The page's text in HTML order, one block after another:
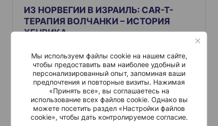
Мы используем файлы cookie на нашем сайте,
чтобы предоставить вам наиболее удобный и
персонализированный опыт, запоминая ваши
предпочтения и повторные визиты. Нажимая
«Принять все», вы соглашаетесь на
использование всех файлов cookie. Однако вы
можете посетить раздел «Настройки файлов
cookie», чтобы дать контролируемое согласие.
я
ИЗ НОРВЕГИИ В ИЗРАИЛЬ: CAR-T-
ТЕРАПИЯ ВОЛЧАНКИ – ИСТОРИЯ
ХЕНРИКА
медикаментозную терапию в рамках лечения волчанки,
прежде чем решил заняться поисками альтернативы. В 20
лет он отправился из Норвегии в клинику Шиба в Израиле,
чтобы пройти терапию CAR-T-клетками. Потенциальная
способность этого метода “перезапускать” иммунную
систему при аутоиммунных заболеваниях изучается в
рамках клинических испытаний.
Читать больше